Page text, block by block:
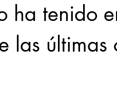
ha tenido
las